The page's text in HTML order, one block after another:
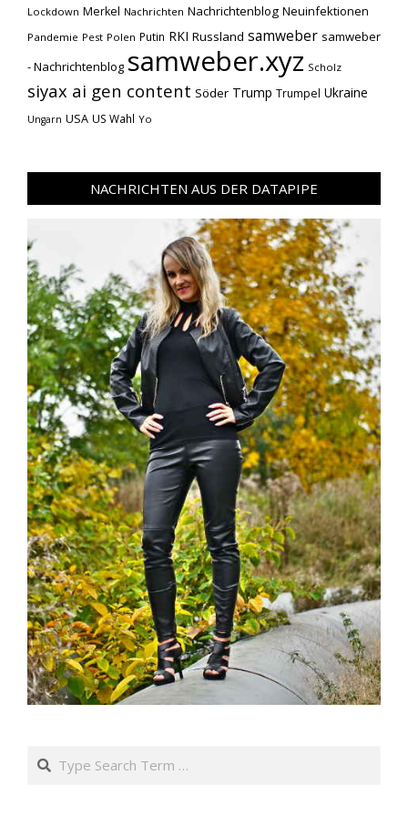
Lockdown Merkel Nachrichten Nachrichtenblog Neuinfektionen
Pandemie Pest Polen Putin RKI Russland samweber samweber
- Nachrichtenblog samweber.xyz Scholz
siyax ai gen content Söder Trump Trumpel Ukraine
Ungarn USA US Wahl Yo
NACHRICHTEN AUS DER DATAPIPE
Search